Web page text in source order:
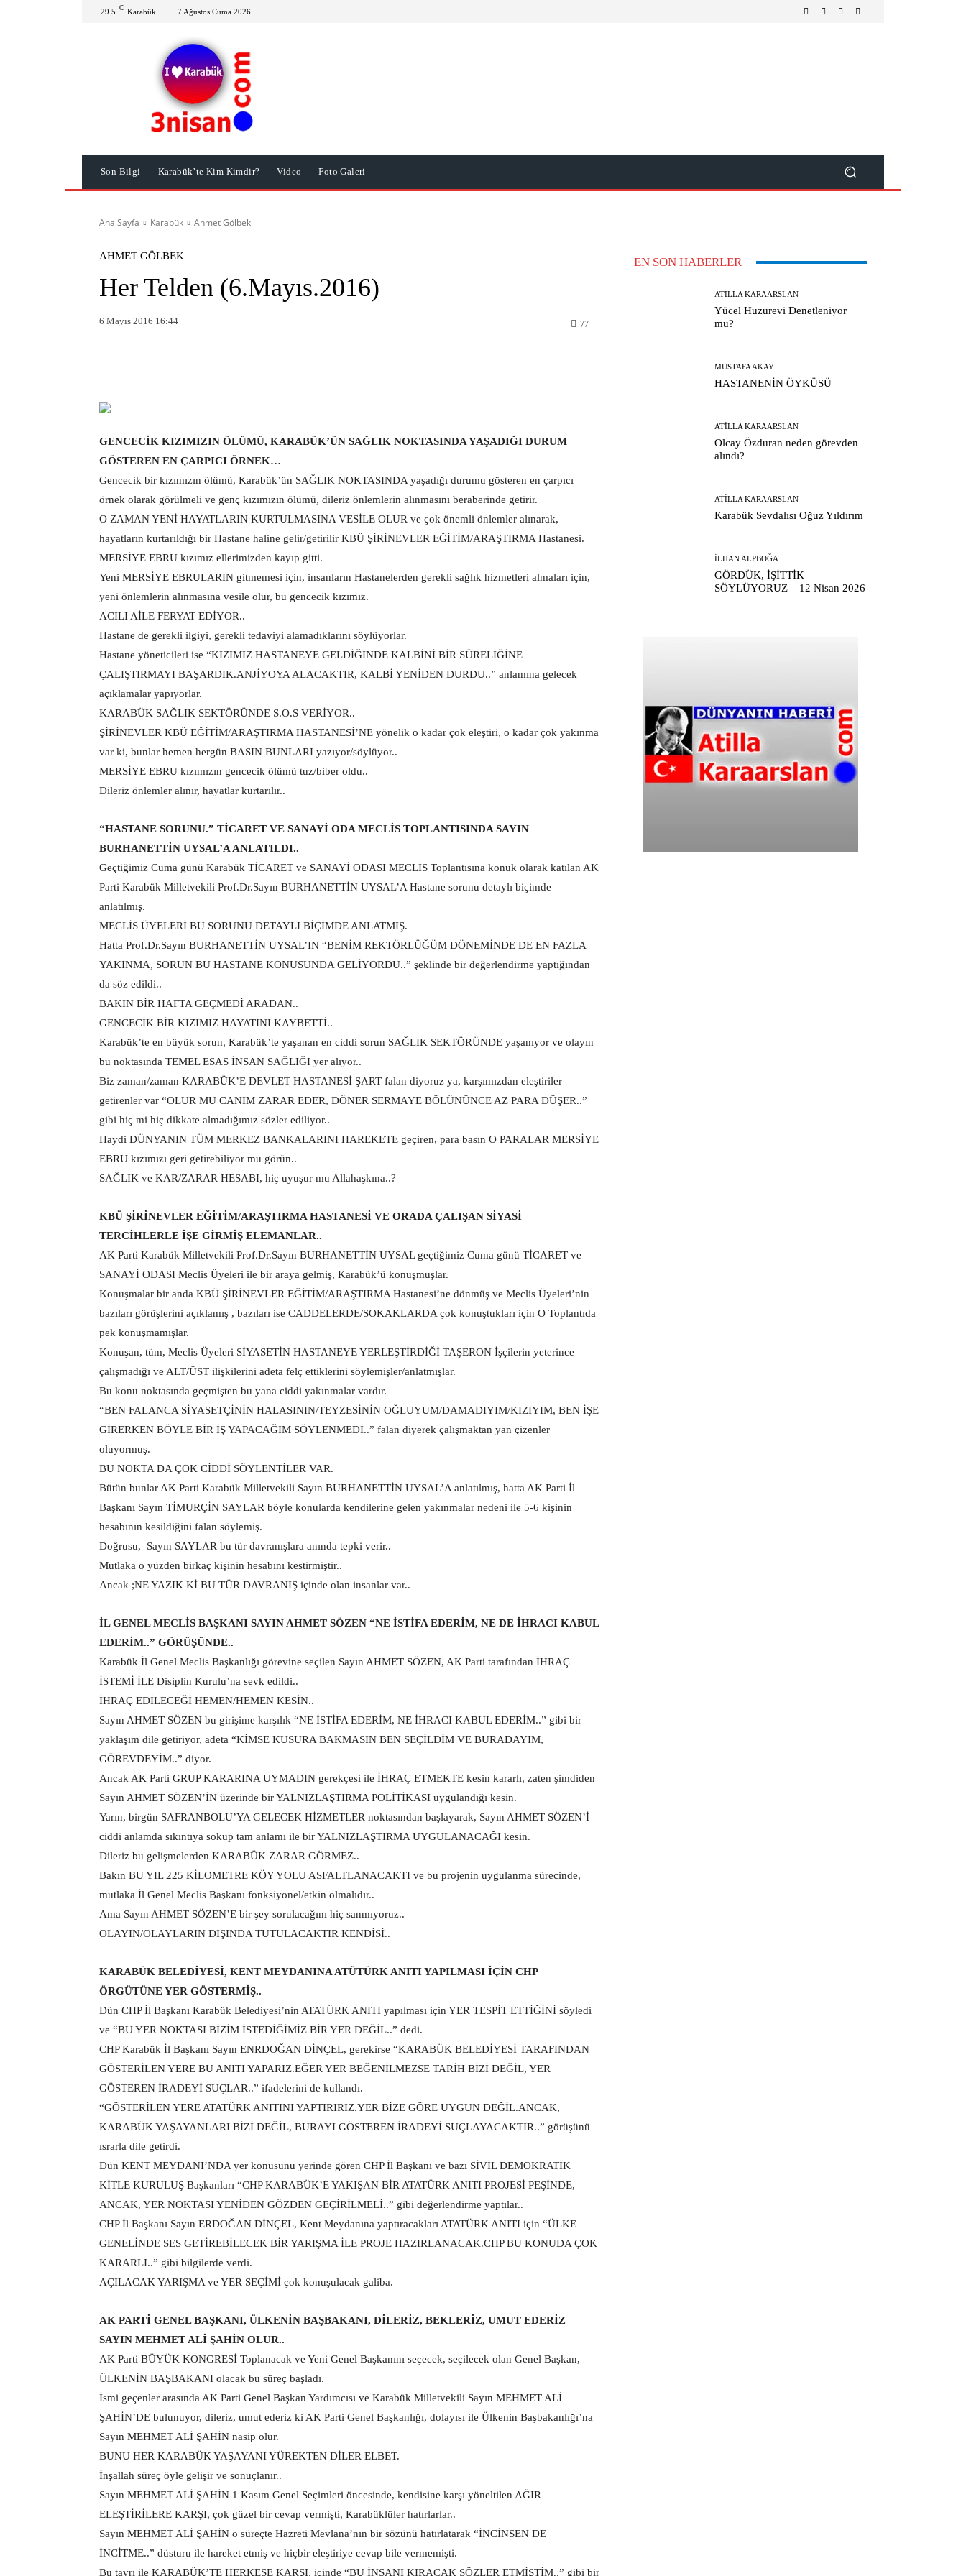
29.5 C Karabük 7 Ağustos Cuma 2026
Son Bilgi Karabük’te Kim Kimdir? Video Foto Galeri
Ana Sayfa Karabük Ahmet Gölbek
AHMET GÖLBEK
Her Telden (6.Mayıs.2016)
6 Mayıs 2016 16:44 77
GENCECİK KIZIMIZIN ÖLÜMÜ, KARABÜK’ÜN SAĞLIK NOKTASINDA YAŞADIĞI DURUM
GÖSTEREN EN ÇARPICI ÖRNEK…
Gencecik bir kızımızın ölümü, Karabük’ün SAĞLIK NOKTASINDA yaşadığı durumu gösteren en çarpıcı
örnek olarak görülmeli ve genç kızımızın ölümü, dileriz önlemlerin alınmasını beraberinde getirir.
O ZAMAN YENİ HAYATLARIN KURTULMASINA VESİLE OLUR ve çok önemli önlemler alınarak,
hayatların kurtarıldığı bir Hastane haline gelir/getirilir KBÜ ŞİRİNEVLER EĞİTİM/ARAŞTIRMA Hastanesi.
MERSİYE EBRU kızımız ellerimizden kayıp gitti.
Yeni MERSİYE EBRULARIN gitmemesi için, insanların Hastanelerden gerekli sağlık hizmetleri almaları için,
yeni önlemlerin alınmasına vesile olur, bu gencecik kızımız.
ACILI AİLE FERYAT EDİYOR..
Hastane de gerekli ilgiyi, gerekli tedaviyi alamadıklarını söylüyorlar.
Hastane yöneticileri ise “KIZIMIZ HASTANEYE GELDİĞİNDE KALBİNİ BİR SÜRELİĞİNE
ÇALIŞTIRMAYI BAŞARDIK.ANJİYOYA ALACAKTIR, KALBİ YENİDEN DURDU..” anlamına gelecek
açıklamalar yapıyorlar.
KARABÜK SAĞLIK SEKTÖRÜNDE S.O.S VERİYOR..
ŞİRİNEVLER KBÜ EĞİTİM/ARAŞTIRMA HASTANESİ’NE yönelik o kadar çok eleştiri, o kadar çok yakınma
var ki, bunlar hemen hergün BASIN BUNLARI yazıyor/söylüyor..
MERSİYE EBRU kızımızın gencecik ölümü tuz/biber oldu..
Dileriz önlemler alınır, hayatlar kurtarılır..
“HASTANE SORUNU.” TİCARET VE SANAYİ ODA MECLİS TOPLANTISINDA SAYIN
BURHANETTİN UYSAL’A ANLATILDI..
Geçtiğimiz Cuma günü Karabük TİCARET ve SANAYİ ODASI MECLİS Toplantısına konuk olarak katılan AK
Parti Karabük Milletvekili Prof.Dr.Sayın BURHANETTİN UYSAL’A Hastane sorunu detaylı biçimde
anlatılmış.
MECLİS ÜYELERİ BU SORUNU DETAYLI BİÇİMDE ANLATMIŞ.
Hatta Prof.Dr.Sayın BURHANETTİN UYSAL’IN “BENİM REKTÖRLÜĞÜM DÖNEMİNDE DE EN FAZLA
YAKINMA, SORUN BU HASTANE KONUSUNDA GELİYORDU..” şeklinde bir değerlendirme yaptığından
da söz edildi..
BAKIN BİR HAFTA GEÇMEDİ ARADAN..
GENCECİK BİR KIZIMIZ HAYATINI KAYBETTİ..
Karabük’te en büyük sorun, Karabük’te yaşanan en ciddi sorun SAĞLIK SEKTÖRÜNDE yaşanıyor ve olayın
bu noktasında TEMEL ESAS İNSAN SAĞLIĞI yer alıyor..
Biz zaman/zaman KARABÜK’E DEVLET HASTANESİ ŞART falan diyoruz ya, karşımızdan eleştiriler
getirenler var “OLUR MU CANIM ZARAR EDER, DÖNER SERMAYE BÖLÜNÜNCE AZ PARA DÜŞER..”
gibi hiç mi hiç dikkate almadığımız sözler ediliyor..
Haydi DÜNYANIN TÜM MERKEZ BANKALARINI HAREKETE geçiren, para basın O PARALAR MERSİYE
EBRU kızımızı geri getirebiliyor mu görün..
SAĞLIK ve KAR/ZARAR HESABI, hiç uyuşur mu Allahaşkına..?
KBÜ ŞİRİNEVLER EĞİTİM/ARAŞTIRMA HASTANESİ VE ORADA ÇALIŞAN SİYASİ
TERCİHLERLE İŞE GİRMİŞ ELEMANLAR..
AK Parti Karabük Milletvekili Prof.Dr.Sayın BURHANETTİN UYSAL geçtiğimiz Cuma günü TİCARET ve
SANAYİ ODASI Meclis Üyeleri ile bir araya gelmiş, Karabük’ü konuşmuşlar.
Konuşmalar bir anda KBÜ ŞİRİNEVLER EĞİTİM/ARAŞTIRMA Hastanesi’ne dönmüş ve Meclis Üyeleri’nin
bazıları görüşlerini açıklamış , bazıları ise CADDELERDE/SOKAKLARDA çok konuştukları için O Toplantıda
pek konuşmamışlar.
Konuşan, tüm, Meclis Üyeleri SİYASETİN HASTANEYE YERLEŞTİRDİĞİ TAŞERON İşçilerin yeterince
çalışmadığı ve ALT/ÜST ilişkilerini adeta felç ettiklerini söylemişler/anlatmışlar.
Bu konu noktasında geçmişten bu yana ciddi yakınmalar vardır.
“BEN FALANCA SİYASETÇİNİN HALASININ/TEYZESİNİN OĞLUYUM/DAMADIYIM/KIZIYIM, BEN İŞE
GİRERKEN BÖYLE BİR İŞ YAPACAĞIM SÖYLENMEDİ..” falan diyerek çalışmaktan yan çizenler
oluyormuş.
BU NOKTA DA ÇOK CİDDİ SÖYLENTİLER VAR.
Bütün bunlar AK Parti Karabük Milletvekili Sayın BURHANETTİN UYSAL’A anlatılmış, hatta AK Parti İl
Başkanı Sayın TİMURÇİN SAYLAR böyle konularda kendilerine gelen yakınmalar nedeni ile 5-6 kişinin
hesabının kesildiğini falan söylemiş.
Doğrusu, Sayın SAYLAR bu tür davranışlara anında tepki verir..
Mutlaka o yüzden birkaç kişinin hesabını kestirmiştir..
Ancak ;NE YAZIK Kİ BU TÜR DAVRANIŞ içinde olan insanlar var..
İL GENEL MECLİS BAŞKANI SAYIN AHMET SÖZEN “NE İSTİFA EDERİM, NE DE İHRACI KABUL
EDERİM..” GÖRÜŞÜNDE..
Karabük İl Genel Meclis Başkanlığı görevine seçilen Sayın AHMET SÖZEN, AK Parti tarafından İHRAÇ
İSTEMİ İLE Disiplin Kurulu’na sevk edildi..
İHRAÇ EDİLECEĞİ HEMEN/HEMEN KESİN..
Sayın AHMET SÖZEN bu girişime karşılık “NE İSTİFA EDERİM, NE İHRACI KABUL EDERİM..” gibi bir
yaklaşım dile getiriyor, adeta “KİMSE KUSURA BAKMASIN BEN SEÇİLDİM VE BURADAYIM,
GÖREVDEYİM..” diyor.
Ancak AK Parti GRUP KARARINA UYMADIN gerekçesi ile İHRAÇ ETMEKTE kesin kararlı, zaten şimdiden
Sayın AHMET SÖZEN’İN üzerinde bir YALNIZLAŞTIRMA POLİTİKASI uygulandığı kesin.
Yarın, birgün SAFRANBOLU’YA GELECEK HİZMETLER noktasından başlayarak, Sayın AHMET SÖZEN’İ
ciddi anlamda sıkıntıya sokup tam anlamı ile bir YALNIZLAŞTIRMA UYGULANACAĞI kesin.
Dileriz bu gelişmelerden KARABÜK ZARAR GÖRMEZ..
Bakın BU YIL 225 KİLOMETRE KÖY YOLU ASFALTLANACAKTI ve bu projenin uygulanma sürecinde,
mutlaka İl Genel Meclis Başkanı fonksiyonel/etkin olmalıdır..
Ama Sayın AHMET SÖZEN’E bir şey sorulacağını hiç sanmıyoruz..
OLAYIN/OLAYLARIN DIŞINDA TUTULACAKTIR KENDİSİ..
KARABÜK BELEDİYESİ, KENT MEYDANINA ATÜTÜRK ANITI YAPILMASI İÇİN CHP
ÖRGÜTÜNE YER GÖSTERMİŞ..
Dün CHP İl Başkanı Karabük Belediyesi’nin ATATÜRK ANITI yapılması için YER TESPİT ETTİĞİNİ söyledi
ve “BU YER NOKTASI BİZİM İSTEDİĞİMİZ BİR YER DEĞİL..” dedi.
CHP Karabük İl Başkanı Sayın ENRDOĞAN DİNÇEL, gerekirse “KARABÜK BELEDİYESİ TARAFINDAN
GÖSTERİLEN YERE BU ANITI YAPARIZ.EĞER YER BEĞENİLMEZSE TARİH BİZİ DEĞİL, YER
GÖSTEREN İRADEYİ SUÇLAR..” ifadelerini de kullandı.
“GÖSTERİLEN YERE ATATÜRK ANITINI YAPTIRIRIZ.YER BİZE GÖRE UYGUN DEĞİL.ANCAK,
KARABÜK YAŞAYANLARI BİZİ DEĞİL, BURAYI GÖSTEREN İRADEYİ SUÇLAYACAKTIR..” görüşünü
ısrarla dile getirdi.
Dün KENT MEYDANI’NDA yer konusunu yerinde gören CHP İl Başkanı ve bazı SİVİL DEMOKRATİK
KİTLE KURULUŞ Başkanları “CHP KARABÜK’E YAKIŞAN BİR ATATÜRK ANITI PROJESİ PEŞİNDE,
ANCAK, YER NOKTASI YENİDEN GÖZDEN GEÇİRİLMELİ..” gibi değerlendirme yaptılar..
CHP İl Başkanı Sayın ERDOĞAN DİNÇEL, Kent Meydanına yaptıracakları ATATÜRK ANITI için “ÜLKE
GENELİNDE SES GETİREBİLECEK BİR YARIŞMA İLE PROJE HAZIRLANACAK.CHP BU KONUDA ÇOK
KARARLI..” gibi bilgilerde verdi.
AÇILACAK YARIŞMA ve YER SEÇİMİ çok konuşulacak galiba.
AK PARTİ GENEL BAŞKANI, ÜLKENİN BAŞBAKANI, DİLERİZ, BEKLERİZ, UMUT EDERİZ
SAYIN MEHMET ALİ ŞAHİN OLUR..
AK Parti BÜYÜK KONGRESİ Toplanacak ve Yeni Genel Başkanını seçecek, seçilecek olan Genel Başkan,
ÜLKENİN BAŞBAKANI olacak bu süreç başladı.
İsmi geçenler arasında AK Parti Genel Başkan Yardımcısı ve Karabük Milletvekili Sayın MEHMET ALİ
ŞAHİN’DE bulunuyor, dileriz, umut ederiz ki AK Parti Genel Başkanlığı, dolayısı ile Ülkenin Başbakanlığı’na
Sayın MEHMET ALİ ŞAHİN nasip olur.
BUNU HER KARABÜK YAŞAYANI YÜREKTEN DİLER ELBET.
İnşallah süreç öyle gelişir ve sonuçlanır..
Sayın MEHMET ALİ ŞAHİN 1 Kasım Genel Seçimleri öncesinde, kendisine karşı yöneltilen AĞIR
ELEŞTİRİLERE KARŞI, çok güzel bir cevap vermişti, Karabüklüler hatırlarlar..
Sayın MEHMET ALİ ŞAHİN o süreçte Hazreti Mevlana’nın bir sözünü hatırlatarak “İNCİNSEN DE
İNCİTME..” düsturu ile hareket etmiş ve hiçbir eleştiriye cevap bile vermemişti.
Bu tavrı ile KARABÜK’TE HERKESE KARŞI, içinde “BU İNSANI KIRACAK SÖZLER ETMİŞTİM..” gibi bir
EN SON HABERLER
ATILLA KARAARSLAN
Yücel Huzurevi Denetleniyor
mu?
MUSTAFA AKAY
HASTANENİN ÖYKÜSÜ
ATILLA KARAARSLAN
Olcay Özduran neden görevden
alındı?
ATILLA KARAARSLAN
Karabük Sevdalısı Oğuz Yıldırım
İLHAN ALPBOĞA
GÖRDÜK, İŞİTTİK
SÖYLÜYORUZ – 12 Nisan 2026